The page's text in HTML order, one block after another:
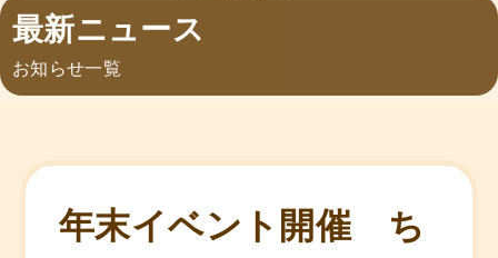
最新ニュース
お知らせ一覧
年末イベント開催 ち